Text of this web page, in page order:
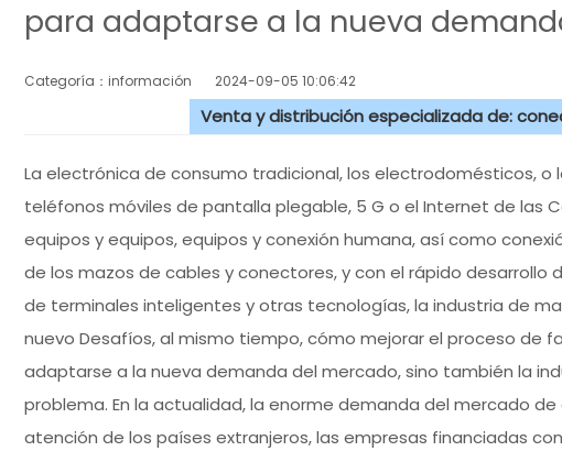
para adaptarse a la nueva
Categoría：información 2024-09-05 10:06:42
Venta y distribución especializada de:
La electrónica de consumo tradicional, los electrodomésticos,
teléfonos móviles de pantalla plegable, 5 G o el Internet de las
equipos y equipos, equipos y conexión humana, así como
de los mazos de cables y conectores, y con el rápido desarrollo
de terminales inteligentes y otras tecnologías, la industria de
nuevo Desafíos, al mismo tiempo, cómo mejorar el proceso de
adaptarse a la nueva demanda del mercado, sino también la
problema. En la actualidad, la enorme demanda del mercado
atención de los países extranjeros, las empresas financiadas